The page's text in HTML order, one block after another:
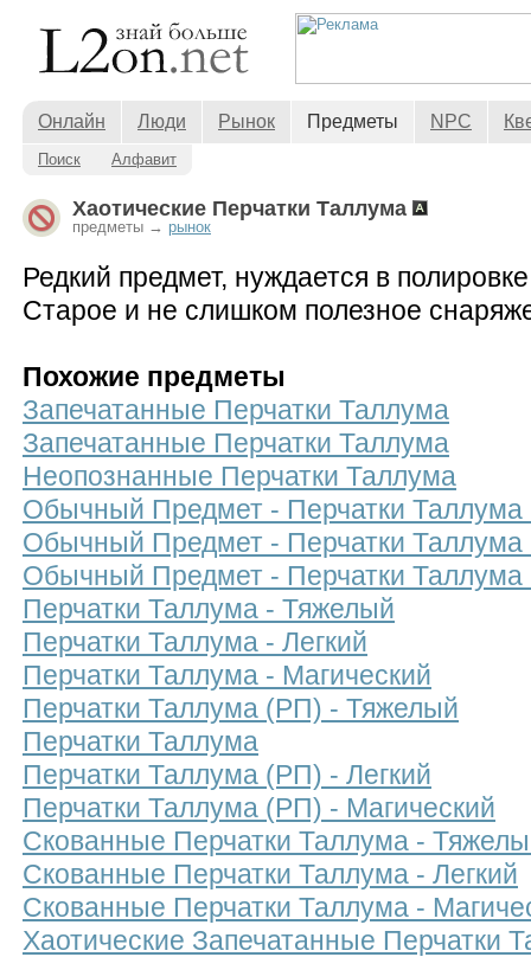
Онлайн Люди Рынок Предметы NPC
Поиск Алфавит
Хаотические Перчатки Таллума
предметы → рынок
Редкий предмет, нуждается в
Старое и не слишком полезное
Похожие предметы
Запечатанные Перчатки Таллума
Запечатанные Перчатки Таллума
Неопознанные Перчатки Таллума
Обычный Предмет - Перчатки
Обычный Предмет - Перчатки Таллума
Обычный Предмет - Перчатки Таллума
Перчатки Таллума - Тяжелый
Перчатки Таллума - Легкий
Перчатки Таллума - Магический
Перчатки Таллума (РП) - Тяжелый
Перчатки Таллума
Перчатки Таллума (РП) - Легкий
Перчатки Таллума (РП) - Магический
Скованные Перчатки Таллума -
Скованные Перчатки Таллума - Легкий
Скованные Перчатки Таллума -
Хаотические Запечатанные Перчатки